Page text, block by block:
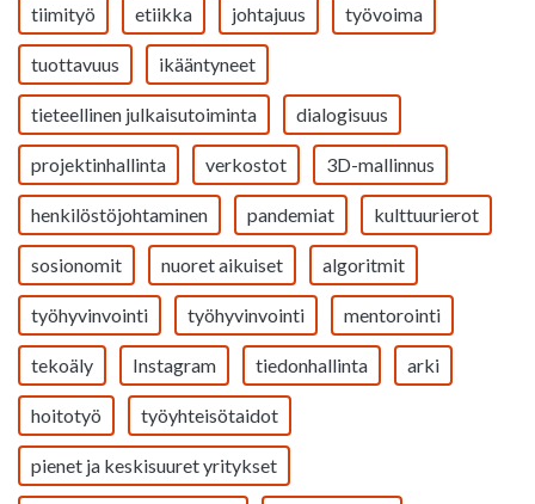
tiimityö etiikka johtajuus työvoima
tuottavuus ikääntyneet
tieteellinen julkaisutoiminta dialogisuus
projektinhallinta verkostot 3D-mallinnus
henkilöstöjohtaminen pandemiat kulttuurierot
sosionomit nuoret aikuiset algoritmit
työhyvinvointi työhyvinvointi mentorointi
tekoäly Instagram tiedonhallinta arki
hoitotyö työyhteisötaidot
pienet ja keskisuuret yritykset